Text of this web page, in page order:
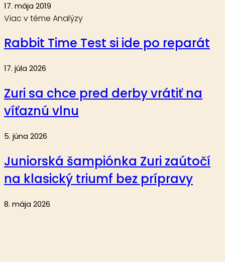
17. mája 2019
Viac v téme Analýzy
Rabbit Time Test si ide po reparát
17. júla 2026
Zuri sa chce pred derby vrátiť na
víťaznú vlnu
5. júna 2026
Juniorská šampiónka Zuri zaútočí
na klasický triumf bez prípravy
8. mája 2026